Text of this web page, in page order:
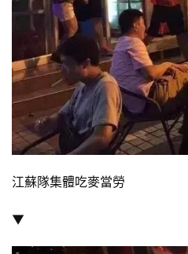
江蘇隊集體吃麥當勞
▼